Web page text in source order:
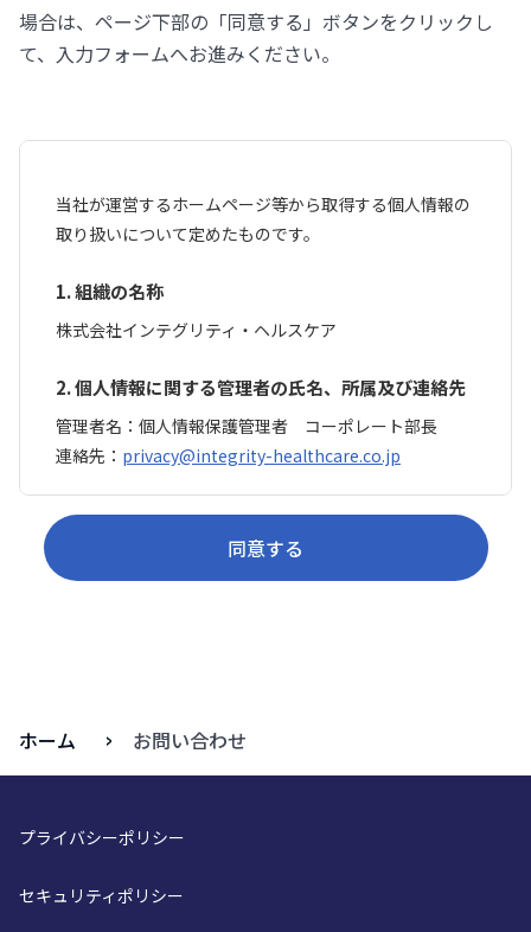
場合は、ページ下部の「同意する」ボタンをクリックし
て、入力フォームへお進みください。
当社が運営するホームページ等から取得する個人情報の
取り扱いについて定めたものです。
1. 組織の名称
株式会社インテグリティ・ヘルスケア
2. 個人情報に関する管理者の氏名、所属及び連絡先
管理者名：個人情報保護管理者 コーポレート部長
連絡先： privacy@integrity-healthcare.co.jp
3. 個人情報の利用目的
当社が取得する個人情報は、以下の目的で利用いたしま
す。
お問い合わせに関連する追加情報の提供のため
者、イベント参加者、メールマガジン購読者等）
当社商品・サービスに関する情報提供のため
同意する
ホーム お問い合わせ
プライバシーポリシー
セキュリティポリシー